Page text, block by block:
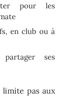
pour les
en club ou à
ses
limite pas aux